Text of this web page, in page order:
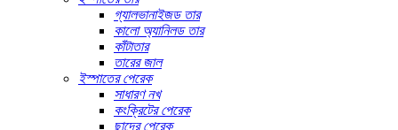
গ্যালভানাইজড তার
কালো অ্যানিলড তার
কাঁটাতার
তারের জাল
ইস্পাতের পেরেক
সাধারণ নখ
কংক্রিটের পেরেক
ছাদের পেরেক